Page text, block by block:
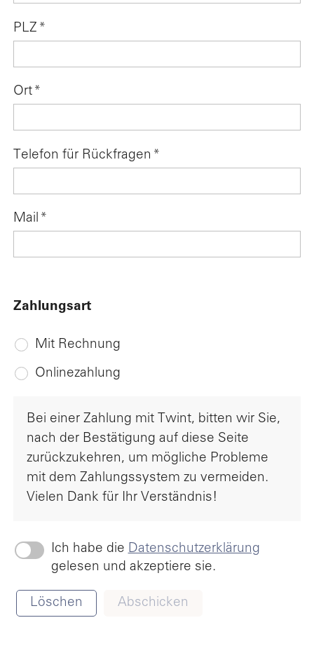
PLZ *
Ort *
Telefon für Rückfragen *
Mail *
Zahlungsart
Mit Rechnung
Onlinezahlung
Bei einer Zahlung mit Twint, bitten wir Sie,
nach der Bestätigung auf diese Seite
zurückzukehren, um mögliche Probleme
mit dem Zahlungssystem zu vermeiden.
Vielen Dank für Ihr Verständnis!
Ich habe die Datenschutzerklärung
gelesen und akzeptiere sie.
Löschen Abschicken